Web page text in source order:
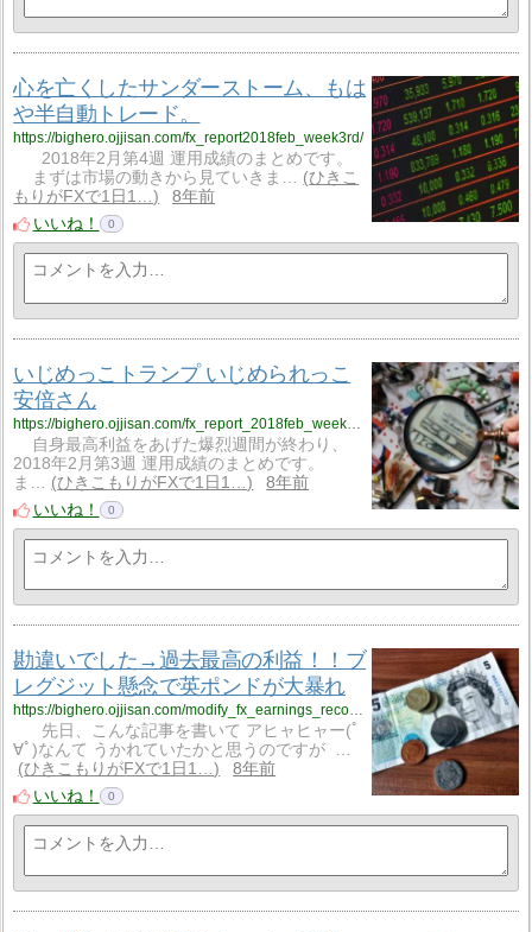
心を亡くしたサンダーストーム、もは
や半自動トレード。
https://bighero.ojjisan.com/fx_report2018feb_week3rd/
2018年2月第4週 運用成績のまとめです。
まずは市場の動きから見ていきま…
ひきこ
もりがFXで1日1…
8年前
いいね！
0
いじめっこトランプ いじめられっこ
安倍さん
自身最高利益をあげた爆烈週間が終わり、
2018年2月第3週 運用成績のまとめです。
ま…
ひきこもりがFXで1日1…
8年前
いいね！
0
勘違いでした→過去最高の利益！！ブ
レグジット懸念で英ポンドが大暴れ
先日、こんな記事を書いて アヒャヒャー(ﾟ
∀ﾟ)なんて うかれていたかと思うのですが …
ひきこもりがFXで1日1…
8年前
いいね！
0